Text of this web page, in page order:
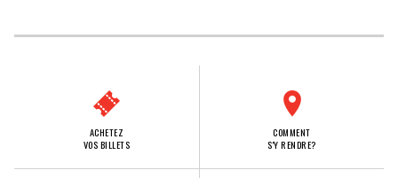
ACHETEZ
VOS BILLETS
COMMENT
S'Y RENDRE?